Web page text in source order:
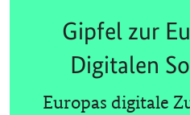
Gipfel zur
Digitalen
Europas digitale